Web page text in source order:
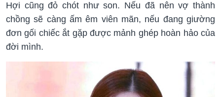
Hợi cũng đỏ chót như son. Nếu đã nên vợ thành
chồng sẽ càng ấm êm viên mãn, nếu đang giường
đơn gối chiếc ắt gặp được mảnh ghép hoàn hảo của
đời mình.